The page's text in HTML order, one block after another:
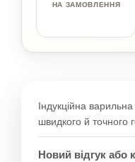
НА ЗАМОВЛЕННЯ
Індукційна
швидкого й точного
Новий відгук або